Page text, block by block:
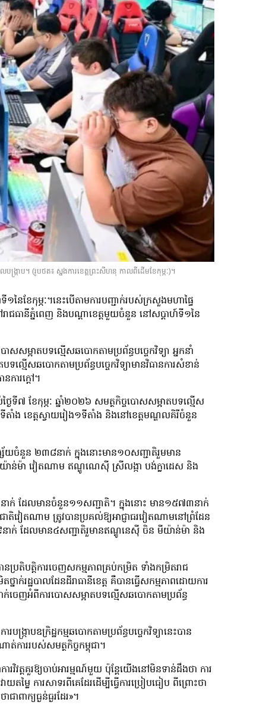
រាប។ (រូបថត៖ ស្នងការខេត្តព្រះសីហនុ កាលពីដើមខែកុម្ភៈ)។
ខែ​កុម្ភៈ។នេះបើតាមការបញ្ជាក់របស់ក្រសួងមហាផ្ទៃ
ាជធានីភ្នំពេញ និងបណ្ដាខេត្តមួយចំនួន នៅសប្ដាហ៍ទី១នៃ
ម្អាតបទល្មើសឆបោកតាមប្រព័ន្ធបច្ចេកវិទ្យា អ្នកនាំ
មើសឆបោកតាមប្រព័ន្ធបច្ចេកវិទ្យាមានវិធានការសំខាន់
ការក្ដៅ។
ៃទី៧ ខែកុម្ភៈ ឆ្នាំ២០២៦ សមត្ថកិច្ចបោសសម្អាតបទល្មើស
តាំង ខេត្តស្វាយរៀង១ទីតាំង និងនៅខេត្តមណ្ឌលគិរីចំនួន
យចំនួន ២៣៨នាក់ ក្នុងនោះមាន១០សញ្ជាតិរួមមាន
ាន់ម៉ា វៀតណាម ឥណ្ឌូណេស៊ី ស្រីលង្កា បង់ក្លាដេស និង
នាក់ ដែលមានចំនួន១១សញ្ជាតិ។ ក្នុងនោះ មាន១៥៧៣នាក់
ៀតណាម ត្រូវបានប្រគល់ឱ្យអាជ្ញាធរវៀតណាមនៅព្រំដែន
នាក់ ដែលមាន៤សញ្ជាតិរួមានឥណ្ឌូនេស៊ី ចិន មីយ៉ាន់ម៉ា និង
ប្រតិបត្តិការចេញសកម្មភាពគ្រប់កម្រិត ទាំងកម្រិតរាជ
នាក់រដ្ឋបាលដែនដីរាធានីខេត្ត គឺបានធ្វើសកម្មភាពដោយការ
ក់ចេញអំពីការបោសសម្អាតបទល្មើសឆបោកតាមប្រព័ន្ធ
រាបឧក្រិដ្ឋកម្មឆបោកតាមប្រព័ន្ធបច្ចេកវិទ្យានេះបាន
ររបស់សមត្ថកិច្ចកម្ពុជា។
វត្តគួរឱ្យចាប់អារម្មណ៍មួយ ប៉ុន្តែយើងនៅមិនទាន់ដឹងថា ការ
ម្លៃ ការសាទរពីគេដែរដើម្បីធ្វើការប្រៀបធៀប ពីព្រោះថា
ពាក្យធ្ងន់ធ្ងរដែរ»។